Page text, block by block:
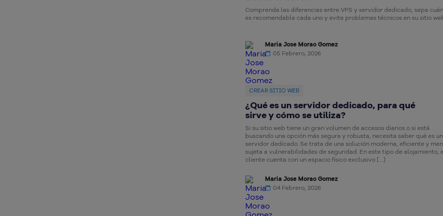
Comprenda las diferencias entre VPS y servidor dedicado, sepa
es recomendable cada uno y evite problemas técnicos en su sitio
Maria Jose Morao Gomez
05 Febrero, 2026
CREAR SITIO WEB
¿Qué es un servidor dedicado, para qué
sirve y cómo se utiliza?
Si su sitio web tiene un gran volumen de accesos diarios o si está
buscando una opción más segura y robusta, necesita saber qué es un
servidor dedicado. Se trata de una solución moderna, eficiente y
sujeta a vulnerabilidades de seguridad. En este tipo de alojamiento,
cliente cuenta con un espacio físico exclusivo […]
Maria Jose Morao Gomez
04 Febrero, 2026